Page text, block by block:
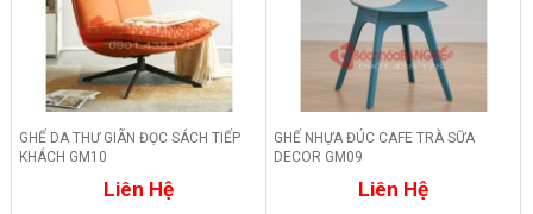
GHẾ DA THƯ GIÃN ĐỌC SÁCH TIẾP
KHÁCH GM10
Liên Hệ
GHẾ NHỰA ĐÚC CAFE TRÀ SỮA
DECOR GM09
Liên Hệ